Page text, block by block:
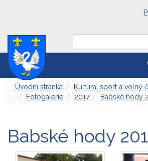
Úvodní stránka
Kultura, sport a volný
Fotogalerie
2017 Babské hody
Babské hody